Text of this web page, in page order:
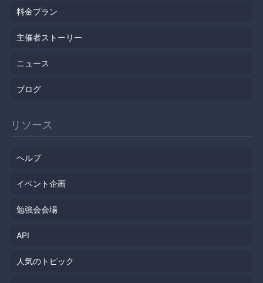
料金プラン
主催者ストーリー
ニュース
ブログ
リソース
ヘルプ
イベント企画
勉強会会場
API
人気のトピック